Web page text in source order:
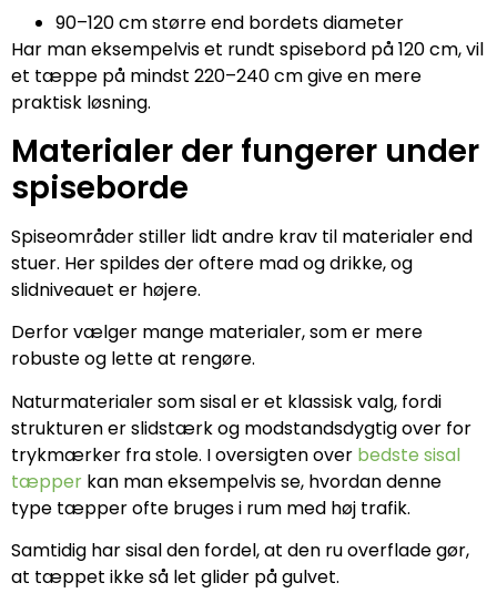
90–120 cm større end bordets diameter
Har man eksempelvis et rundt spisebord på 120 cm, vil
et tæppe på mindst 220–240 cm give en mere
praktisk løsning.
Materialer der fungerer under
spiseborde
Spiseområder stiller lidt andre krav til materialer end
stuer. Her spildes der oftere mad og drikke, og
slidniveauet er højere.
Derfor vælger mange materialer, som er mere
robuste og lette at rengøre.
Naturmaterialer som sisal er et klassisk valg, fordi
strukturen er slidstærk og modstandsdygtig over for
trykmærker fra stole. I oversigten over bedste sisal
tæpper kan man eksempelvis se, hvordan denne
type tæpper ofte bruges i rum med høj trafik.
Samtidig har sisal den fordel, at den ru overflade gør,
at tæppet ikke så let glider på gulvet.